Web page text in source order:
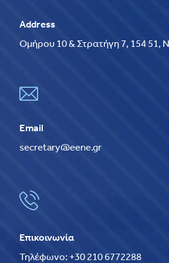
Address
Ομήρου 10 & Στρατήγη 7, 154 51,
Email
secretary@eene.gr
Επικοινωνία
Τηλέφωνο: +30 210 6772288